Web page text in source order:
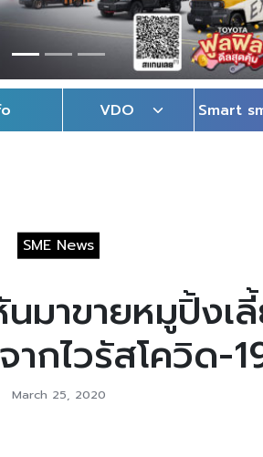
VDO Smart
SME News
มาขายหมูปิ้งเ
กไวรัสโควิด-
March 25, 2020